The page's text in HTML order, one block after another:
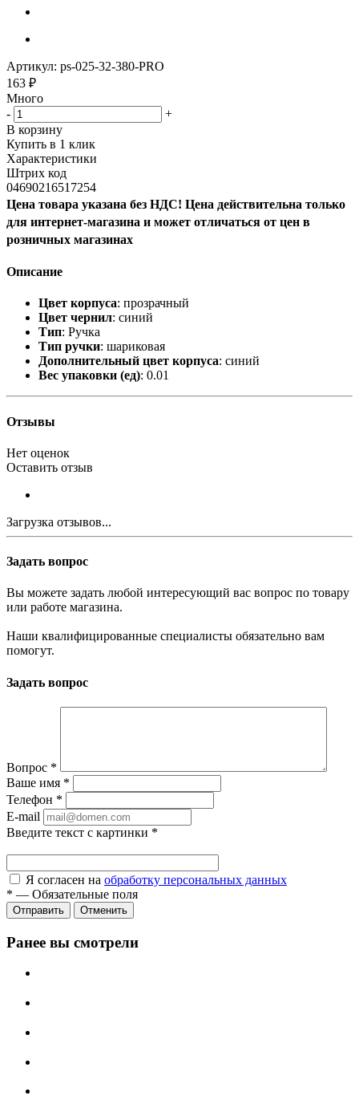
Артикул: ps-025-32-380-PRO
163 ₽
Много
-
+
В корзину
Купить в 1 клик
Характеристики
Штрих код
04690216517254
Цена товара указана без НДС! Цена действительна только
для интернет-магазина и может отличаться от цен в
розничных магазинах
Описание
Цвет корпуса: прозрачный
Цвет чернил: синий
Тип: Ручка
Тип ручки: шариковая
Дополнительный цвет корпуса: синий
Вес упаковки (ед): 0.01
Отзывы
Нет оценок
Оставить отзыв
Загрузка отзывов...
Задать вопрос
Вы можете задать любой интересующий вас вопрос по товару
или работе магазина.
Наши квалифицированные специалисты обязательно вам
помогут.
Задать вопрос
Вопрос *
Ваше имя *
Телефон *
E-mail
Введите текст с картинки *
Я согласен на обработку персональных данных
* — Обязательные поля
Отправить Отменить
Ранее вы смотрели